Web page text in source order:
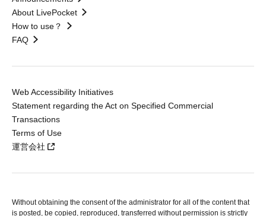
About LivePocket
How to use？
FAQ
Web Accessibility Initiatives
Statement regarding the Act on Specified Commercial
Transactions
Terms of Use
運営会社
Without obtaining the consent of the administrator for all of the content that
is posted, be copied, reproduced, transferred without permission is strictly